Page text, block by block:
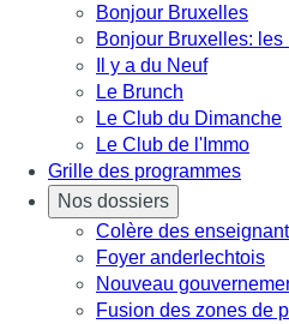
Bonjour Bruxelles
Bonjour Bruxelles: les
Il y a du Neuf
Le Brunch
Le Club du Dimanche
Le Club de l'Immo
Grille des programmes
Nos dossiers
Colère des
Foyer anderlechtois
Nouveau
Fusion des zones de